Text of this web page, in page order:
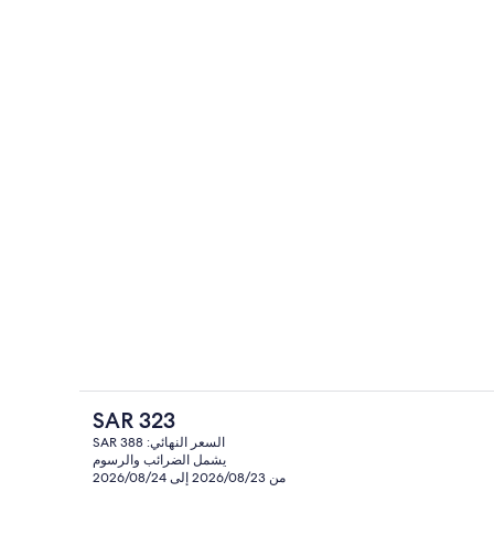
منوع
السعر
الحالي
هو
SAR
SAR 323
السعر النهائي: SAR 388
يشمل الضرائب والرسوم
من 2026/08/23 إلى 2026/08/24